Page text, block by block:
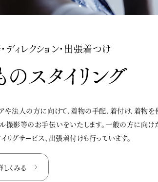
ディレクション・出張着つけ
アや法人の方に向けて、着物の手配、着付け、着物
ル撮影等のお手伝いをいたします。一般の方に向け
リグサービス、出張着付けも行っています。
しくみる